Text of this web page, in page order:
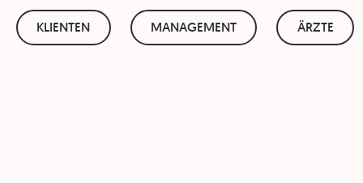
KLIENTEN MANAGEMENT ÄRZTE